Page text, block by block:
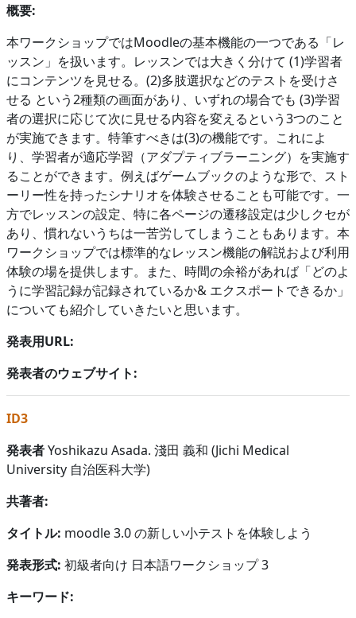
概要:
本ワークショップではMoodleの基本機能の一つである「レ
ッスン」を扱います。レッスンでは大きく分けて (1)学習者
にコンテンツを見せる。(2)多肢選択などのテストを受けさ
せる という2種類の画面があり、いずれの場合でも (3)学習
者の選択に応じて次に見せる内容を変えるという3つのこと
が実施できます。特筆すべきは(3)の機能です。これによ
り、学習者が適応学習（アダプティブラーニング）を実施す
ることができます。例えばゲームブックのような形で、スト
ーリー性を持ったシナリオを体験させることも可能です。一
方でレッスンの設定、特に各ページの遷移設定は少しクセが
あり、慣れないうちは一苦労してしまうこともあります。本
ワークショップでは標準的なレッスン機能の解説および利用
体験の場を提供します。また、時間の余裕があれば「どのよ
うに学習記録が記録されているか& エクスポートできるか」
についても紹介していきたいと思います。
発表用URL:
発表者のウェブサイト:
ID3
発表者Yoshikazu Asada. 淺田 義和 (Jichi Medical
University 自治医科大学)
共著者:
タイトル: moodle 3.0 の新しい小テストを体験しよう
発表形式: 初級者向け 日本語ワークショップ 3
キーワード: